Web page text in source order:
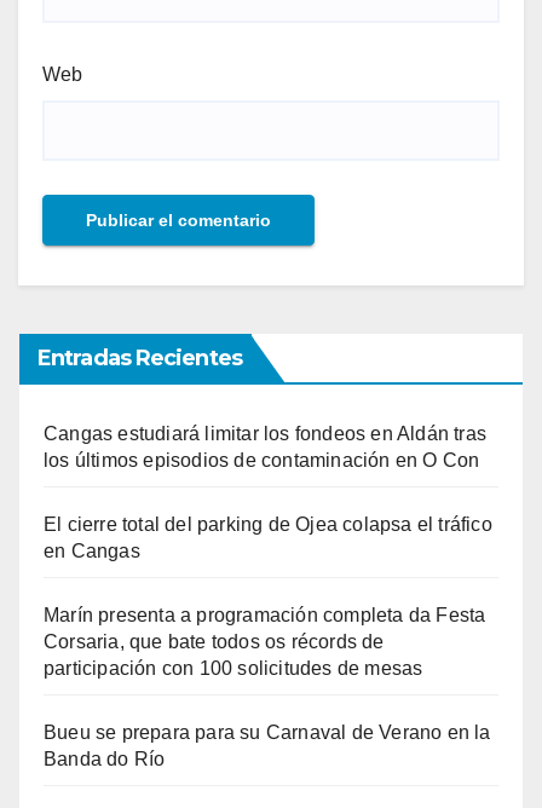
Web
Entradas Recientes
Cangas estudiará limitar los fondeos en Aldán tras
los últimos episodios de contaminación en O Con
El cierre total del parking de Ojea colapsa el tráfico
en Cangas
Marín presenta a programación completa da Festa
Corsaria, que bate todos os récords de
participación con 100 solicitudes de mesas
Bueu se prepara para su Carnaval de Verano en la
Banda do Río